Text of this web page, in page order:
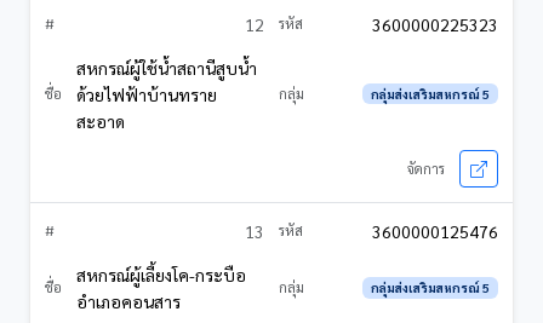
12
3600000225323
สหกรณ์ผู้ใช้น้ำสถานีสูบน้ำ
ด้วยไฟฟ้าบ้านทราย
สะอาด
กลุ่มส่งเสริมสหกรณ์ 5
13
3600000125476
สหกรณ์ผู้เลี้ยงโค-กระบือ
อำเภอคอนสาร
กลุ่มส่งเสริมสหกรณ์ 5